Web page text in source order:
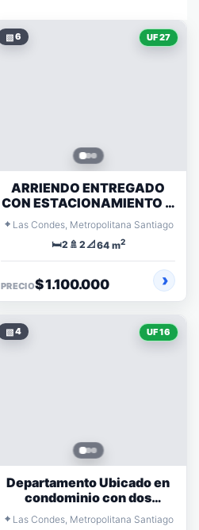
▧6 UF 27
ARRIENDO ENTREGADO
CON ESTACIONAMIENTO Y
BODEGA
⌖ Las Condes, Metropolitana Santiago
🛏️2 🚿 2📐64 m2
PRECIO$ 1.100.000
▧4 UF 16
Departamento Ubicado en
condominio con dos
piscina
⌖ Las Condes, Metropolitana Santiago